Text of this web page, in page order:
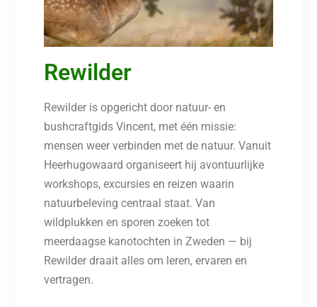
Rewilder
Rewilder is opgericht door natuur- en
bushcraftgids Vincent, met één missie:
mensen weer verbinden met de natuur. Vanuit
Heerhugowaard organiseert hij avontuurlijke
workshops, excursies en reizen waarin
natuurbeleving centraal staat. Van
wildplukken en sporen zoeken tot
meerdaagse kanotochten in Zweden — bij
Rewilder draait alles om leren, ervaren en
vertragen.